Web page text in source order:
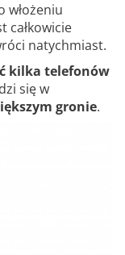
włożeniu
całkowicie
natychmiast.
kilka telefonów
się w
gronie.